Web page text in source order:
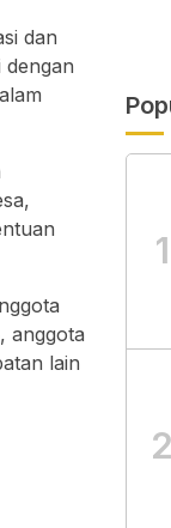
dan
anggota
lain
1
2